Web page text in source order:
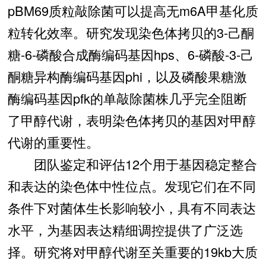
pBM69质粒敲除菌可以提高无m6A甲基化质
粒转化效率。研究发现染色体拷贝的3-己酮
糖-6-磷酸合成酶编码基因hps、6-磷酸-3-己
酮糖异构酶编码基因phi ，以及磷酸果糖激
酶编码基因pfk的单敲除菌株几乎完全阻断
了甲醇代谢，表明染色体拷贝的基因对甲醇
代谢的重要性。
团队鉴定和评估12个用于基因稳定整合
和表达的染色体中性位点。发现它们在不同
条件下对菌体生长影响较小，具有不同表达
水平，为基因表达精细调控提供了广泛选
择。研究将对甲醇代谢至关重要的19kb大质